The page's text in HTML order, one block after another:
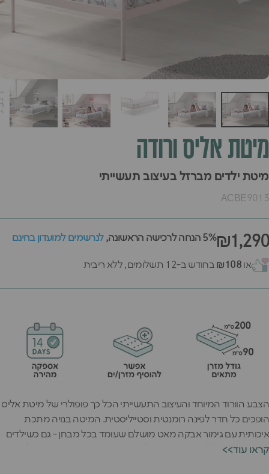
מיטת אליסורודה
מיטת ילדים מברזל בעיצוב תעשייתי
ACBE9013
₪1,2905% הנחה לרכישה הראשונה, לנרשמים למועדון בחינם
או₪108 בחודש ב-12 תשלומים, ללא ריבית
הצבע הוורוד המיוחד והעיצוב התעשייתי הכל כך פופולרי של מיטת אליס
הופכים כל חדר לפינה רומנטית וסטייליסטית. המיטה בנויה מתכת
איכותית עם גימור אבקה מאט מושלם שעומד בכל מבחן - גם כשילדים
קופצים ומשתוללים. המראה הכל כך מבוקש הזה מתאים בדיוק לחדרי
<<קראו עוד